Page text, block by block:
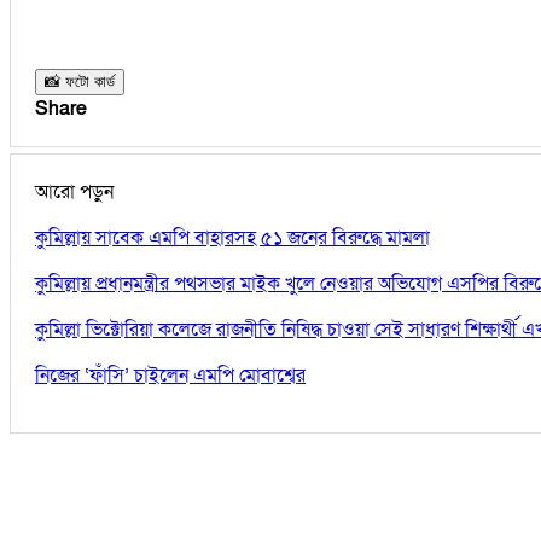
📸 ফটো কার্ড
Share
আরো পড়ুন
কুমিল্লায় সাবেক এমপি বাহারসহ ৫১ জনের বিরুদ্ধে মামলা
কুমিল্লায় প্রধানমন্ত্রীর পথসভার মাইক খুলে নেওয়ার অভিযোগ এসপির
কুমিল্লা ভিক্টোরিয়া কলেজে রাজনীতি নিষিদ্ধ চাওয়া সেই সাধারণ
নিজের ‘ফাঁসি’ চাইলেন এমপি মোবাশ্বের